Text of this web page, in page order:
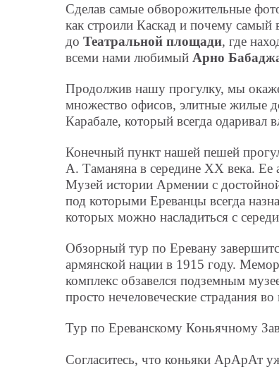
Сделав самые обворожительные
как строили Каскад и почему
до Театральной площади, где
всеми нами любимый Арно
Продолжив нашу прогулку, мы
множество офисов, элитные жилые
Карабале, который всегда одаривал
Конечный пункт нашей пешей
А. Таманяна в середине XX века.
Музей истории Армении с
под которыми Ереванцы всегда
которых можно насладиться с
Обзорный тур по Еревану
армянской нации в 1915 году.
комплекс обзавелся подземным
просто нечеловеческие страдания
Тур по Ереванскому Коньячному
Согласитесь, что коньяки АрАрАт